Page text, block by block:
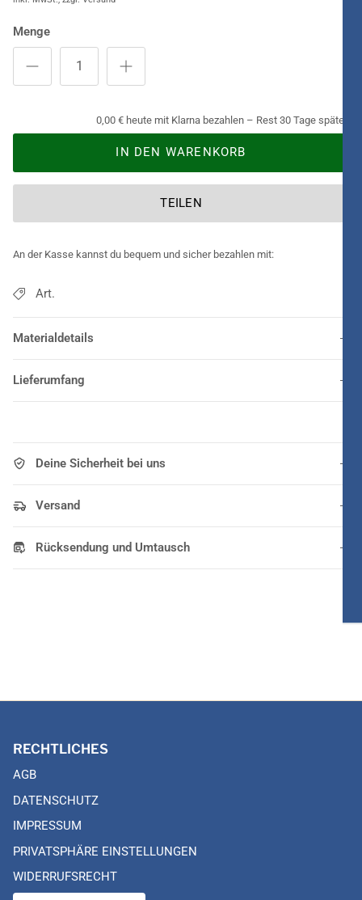
Menge
0,00 € heute mit Klarna bezahlen – Rest 30 Tage später.
IN DEN WARENKORB
TEILEN
An der Kasse kannst du bequem und sicher bezahlen mit:
Art.
Materialdetails
Lieferumfang
Deine Sicherheit bei uns
Versand
Rücksendung und Umtausch
RECHTLICHES
AGB
DATENSCHUTZ
IMPRESSUM
PRIVATSPHÄRE EINSTELLUNGEN
WIDERRUFSRECHT